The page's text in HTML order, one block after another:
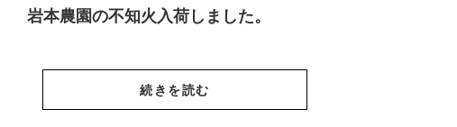
岩本農園の不知火入荷しました。
続きを読む